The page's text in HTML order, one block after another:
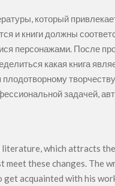
который
и книги должны
персонажами. После
какая книга
задачей,
which attracts
these changes. The
acquainted with his